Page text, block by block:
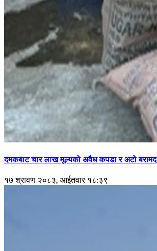
दमकबाट चार लाख मूल्यको अवैध कपडा र अटो बरामद
१७ श्रावण २०८३, आईतवार १८:३९